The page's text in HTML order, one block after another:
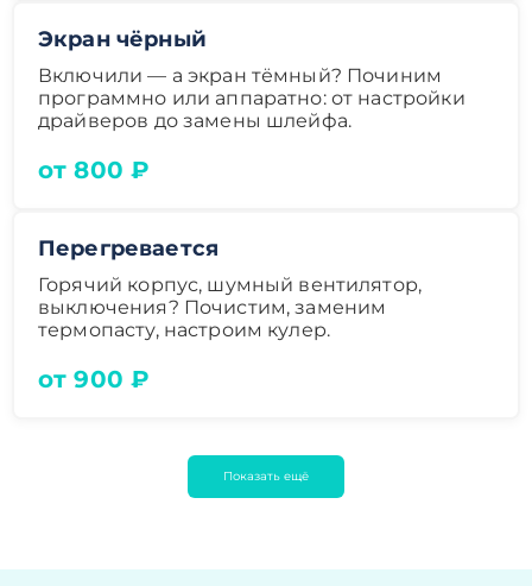
Экран чёрный
Включили — а экран тёмный? Починим
программно или аппаратно: от настройки
драйверов до замены шлейфа.
от 800 ₽
Перегревается
Горячий корпус, шумный вентилятор,
выключения? Почистим, заменим
термопасту, настроим кулер.
от 900 ₽
Показать ещё